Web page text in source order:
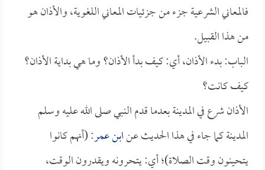
فالمعاني الشرعية جزء من جزئيات المعاني اللغوية، والأذان هو
من هذا القبيل.
الباب: بدء الأذان، أي: كيف بدأ الأذان؟ وما هي بداية الأذان؟
كيف كانت؟
الأذان شرع في المدينة بعدما قدم النبي صلى الله عليه وسلم
المدينة كما جاء في هذا الحديث عنابن عمر: (أنهم كانوا
يتحينون وقت الصلاة)؛ أي: يتحرونه ويقدرون الوقت،